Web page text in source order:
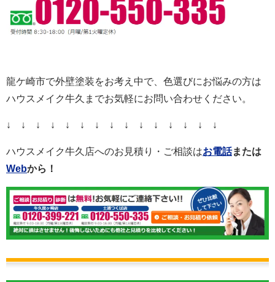
龍ケ崎市で外壁塗装をお考え中で、色選びにお悩みの方は
ハウスメイク牛久までお気軽にお問い合わせください。
↓ ↓ ↓ ↓ ↓ ↓ ↓ ↓ ↓ ↓ ↓ ↓ ↓ ↓ ↓
ハウスメイク牛久店へのお見積り・ご相談はお電話または
Webから！